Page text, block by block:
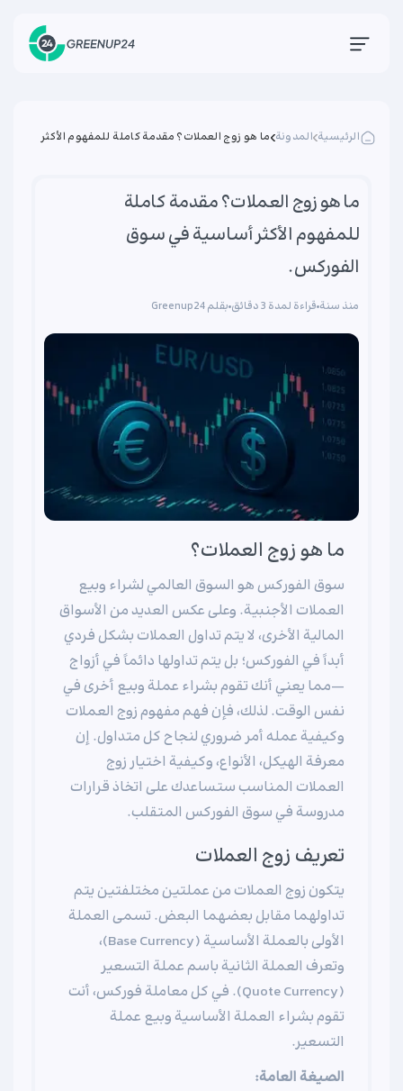
الرئيسية المدونة ما هو زوج العملات؟ مقدمة كاملة للمفهوم الأكثر
ما هو زوج العملات؟ مقدمة كاملة
للمفهوم الأكثر أساسية في سوق
الفوركس.
منذ سنة قراءة لمدة 3 دقائق بقلم Greenup24
ما هو زوج العملات؟
سوق الفوركس هو السوق العالمي لشراء وبيع
العملات الأجنبية. وعلى عكس العديد من الأسواق
المالية الأخرى، لا يتم تداول العملات بشكل فردي
أبداً في الفوركس؛ بل يتم تداولها دائماً في أزواج
—مما يعني أنك تقوم بشراء عملة وبيع أخرى في
نفس الوقت. لذلك، فإن فهم مفهوم زوج العملات
وكيفية عمله أمر ضروري لنجاح كل متداول. إن
معرفة الهيكل، الأنواع، وكيفية اختيار زوج
العملات المناسب ستساعدك على اتخاذ قرارات
مدروسة في سوق الفوركس المتقلب.
تعريف زوج العملات
يتكون زوج العملات من عملتين مختلفتين يتم
تداولهما مقابل بعضهما البعض. تسمى العملة
الأولى بالعملة الأساسية (Base Currency)،
وتعرف العملة الثانية باسم عملة التسعير
(Quote Currency). في كل معاملة فوركس، أنت
تقوم بشراء العملة الأساسية وبيع عملة
التسعير.
الصيغة العامة: